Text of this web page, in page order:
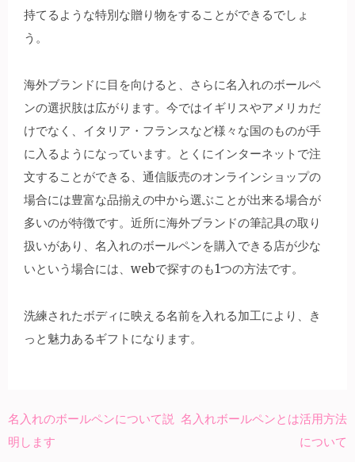
持てるような特別な贈り物をすることができるでしょ
う。
海外ブランドに目を向けると、さらに名入れのボールペ
ンの選択肢は広がります。今ではイギリスやアメリカだ
けでなく、イタリア・フランスなど様々な国のものが手
に入るようになっています。とくにインターネットで注
文することができる、通信販売のオンラインショップの
場合には豊富な品揃えの中から選ぶことが出来る場合が
多いのが特徴です。近所に海外ブランドの筆記具の取り
扱いがあり、名入れのボールペンを購入できる店が少な
いという場合には、webで探すのも1つの方法です。
洗練されたボディに映える名前を入れる加工により、き
っと魅力あるギフトになります。
投
名入れのボールペンについて説
明します
名入れボールペンとは活用方法
について